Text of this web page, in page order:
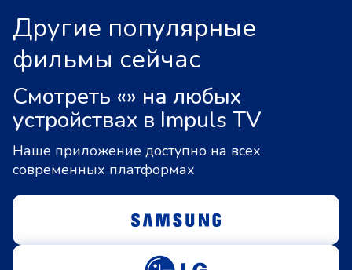
Другие популярные
фильмы сейчас
Смотреть «» на любых
устройствах в Impuls TV
Наше приложение доступно на всех
современных платформах